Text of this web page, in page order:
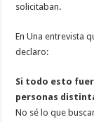
solicitaban.
En Una entrevista
declaro:
Si todo esto
personas
No sé lo que